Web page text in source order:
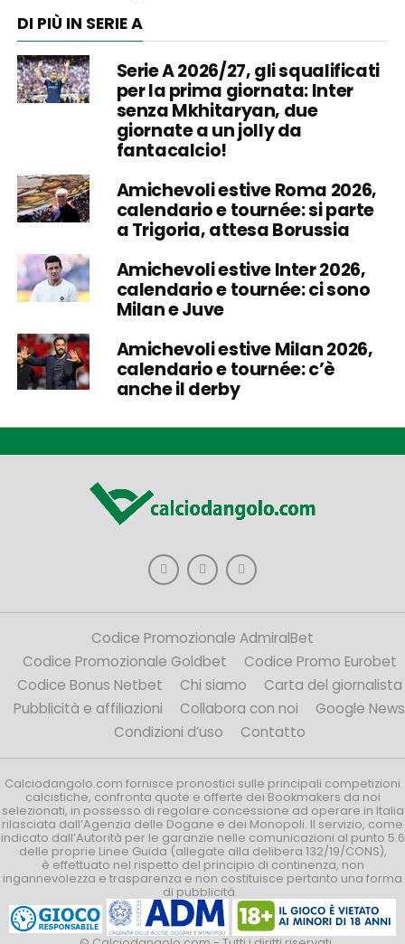
DI PIÙ IN SERIE A
Serie A 2026/27, gli squalificati
per la prima giornata: Inter
senza Mkhitaryan, due
giornate a un jolly da
fantacalcio!
Amichevoli estive Roma 2026,
calendario e tournée: si parte
a Trigoria, attesa Borussia
Amichevoli estive Inter 2026,
calendario e tournée: ci sono
Milan e Juve
Amichevoli estive Milan 2026,
calendario e tournée: c’è
anche il derby
Codice Promozionale AdmiralBet
Codice Promozionale Goldbet
Codice Promo Eurobet
Codice Bonus Netbet
Chi siamo
Carta del giornalista
Pubblicità e affiliazioni
Collabora con noi
Google News
Condizioni d’uso
Contatto
Calciodangolo.com fornisce pronostici sulle principali competizioni
calcistiche, confronta quote e offerte dei Bookmakers da noi
selezionati, in possesso di regolare concessione ad operare in Italia
rilasciata dall’Agenzia delle Dogane e dei Monopoli. Il servizio, come
indicato dall’Autorità per le garanzie nelle comunicazioni al punto 5.6
delle proprie Linee Guida (allegate alla delibera 132/19/CONS),
è effettuato nel rispetto del principio di continenza, non
ingannevolezza e trasparenza e non costituisce pertanto una forma
di pubblicità.